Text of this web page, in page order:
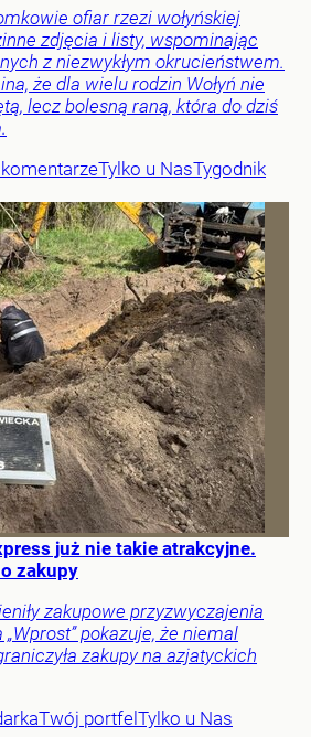
ofiar rzezi wołyńskiej
zdjęcia i listy, wspominając
z niezwykłym okrucieństwem.
że dla wielu rodzin Wołyń nie
lecz bolesną raną, która do dziś
Tylko u NasTygodnik
już nie takie atrakcyjne.
zakupy
zakupowe przyzwyczajenia
pokazuje, że niemal
zakupy na azjatyckich
Twój portfel Tylko u Nas